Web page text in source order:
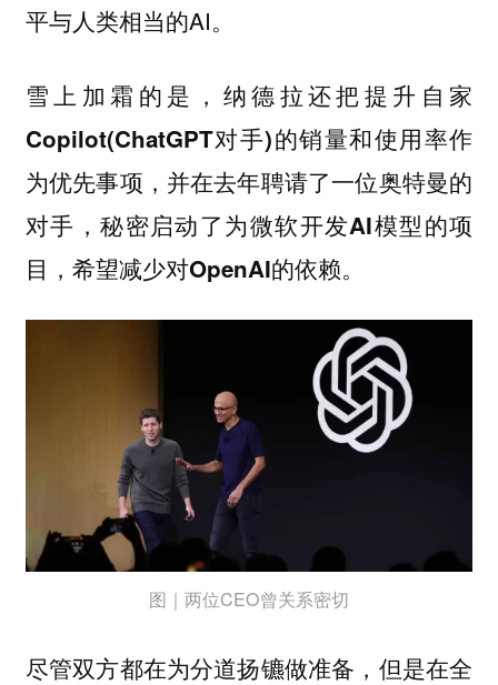
平与人类相当的AI。
雪上加霜的是，纳德拉还把提升自家
Copilot(ChatGPT对手)的销量和使用率作
为优先事项，并在去年聘请了一位奥特曼的
对手，秘密启动了为微软开发AI模型的项
目，希望减少对OpenAI的依赖。
图｜两位CEO曾关系密切
尽管双方都在为分道扬镳做准备，但是在全